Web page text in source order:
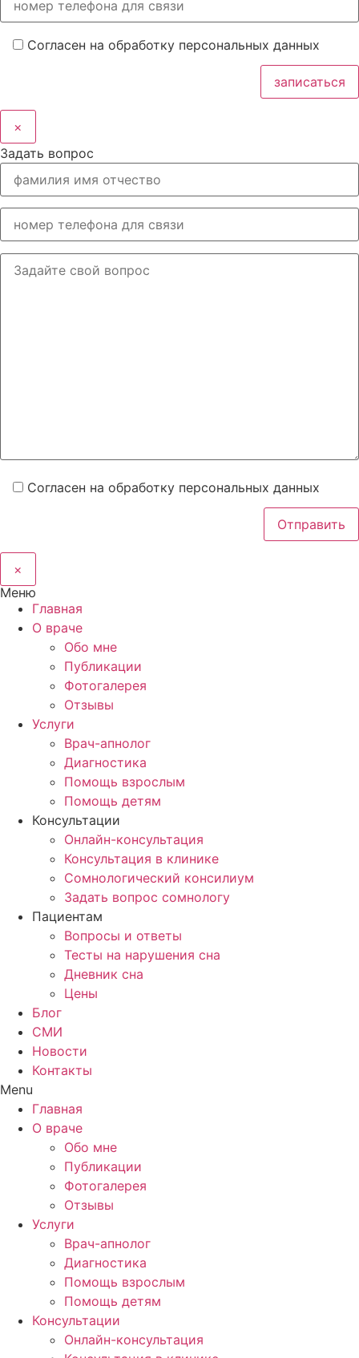
Согласен на обработку персональных данных
×
Задать вопрос
Согласен на обработку персональных данных
×
Меню
Главная
О враче
Обо мне
Публикации
Фотогалерея
Отзывы
Услуги
Врач-апнолог
Диагностика
Помощь взрослым
Помощь детям
Консультации
Онлайн-консультация
Консультация в клинике
Сомнологический консилиум
Задать вопрос сомнологу
Пациентам
Вопросы и ответы
Тесты на нарушения сна
Дневник сна
Цены
Блог
СМИ
Новости
Контакты
Menu
Главная
О враче
Обо мне
Публикации
Фотогалерея
Отзывы
Услуги
Врач-апнолог
Диагностика
Помощь взрослым
Помощь детям
Консультации
Онлайн-консультация